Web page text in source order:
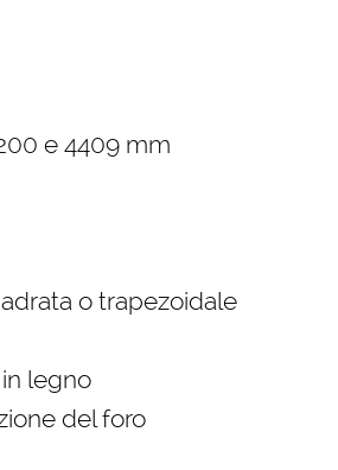
e 4409 mm
o trapezoidale
legno
del foro